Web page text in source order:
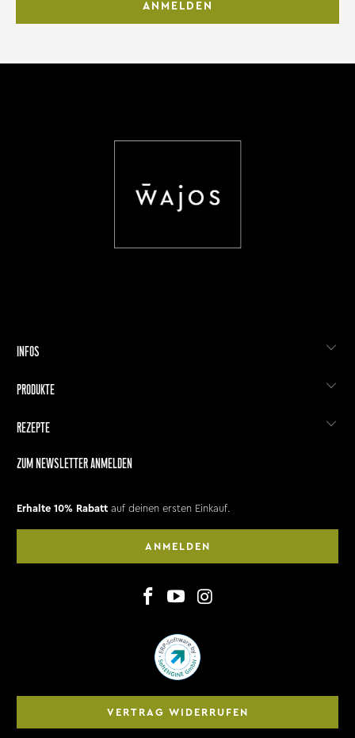
ANMELDEN
INFOS
PRODUKTE
REZEPTE
ZUM NEWSLETTER ANMELDEN
Erhalte 10% Rabatt auf deinen ersten Einkauf.
ANMELDEN
VERTRAG WIDERRUFEN